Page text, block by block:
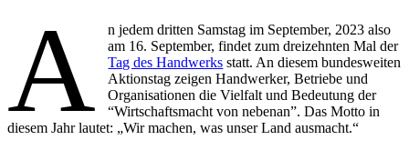
A
n jedem dritten Samstag im September, 2023 also
am 16. September, findet zum dreizehnten Mal der
Tag des Handwerks statt. An diesem bundesweiten
Aktionstag zeigen Handwerker, Betriebe und
Organisationen die Vielfalt und Bedeutung der
“Wirtschaftsmacht von nebenan”. Das Motto in
diesem Jahr lautet: „Wir machen, was unser Land ausmacht.“